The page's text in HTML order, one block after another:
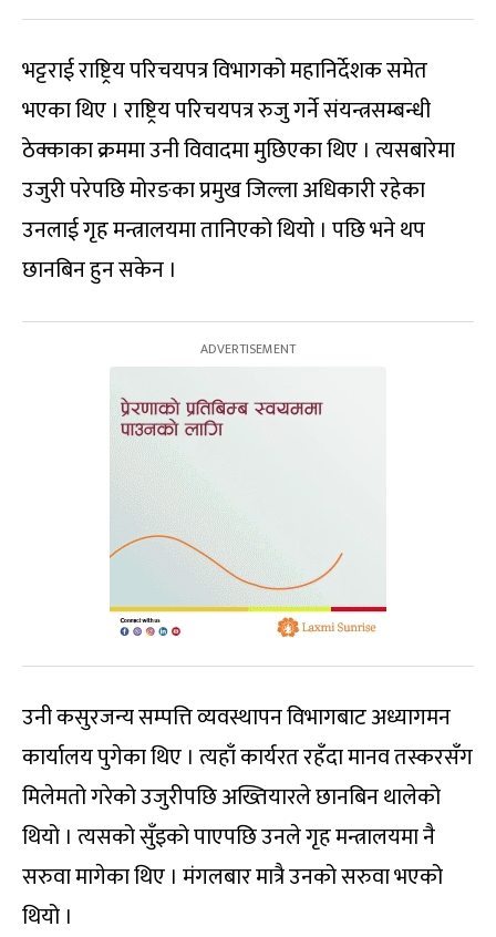
भट्टराई राष्ट्रिय परिचयपत्र विभागको महानिर्देशक समेत
भएका थिए । राष्ट्रिय परिचयपत्र रुजु गर्ने संयन्त्रसम्बन्धी
ठेक्काका क्रममा उनी विवादमा मुछिएका थिए । त्यसबारेमा
उजुरी परेपछि मोरङका प्रमुख जिल्ला अधिकारी रहेका
उनलाई गृह मन्त्रालयमा तानिएको थियो । पछि भने थप
छानबिन हुन सकेन ।
उनी कसुरजन्य सम्पत्ति व्यवस्थापन विभागबाट अध्यागमन
कार्यालय पुगेका थिए । त्यहाँ कार्यरत रहँदा मानव तस्करसँग
मिलेमतो गरेको उजुरीपछि अख्तियारले छानबिन थालेको
थियो । त्यसको सुँइको पाएपछि उनले गृह मन्त्रालयमा नै
सरुवा मागेका थिए । मंगलबार मात्रै उनको सरुवा भएको
थियो ।